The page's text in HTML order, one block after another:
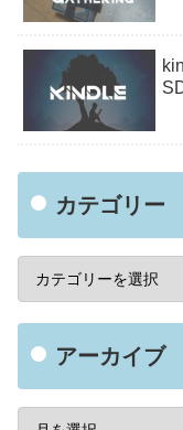
カテゴリー
アーカイブ